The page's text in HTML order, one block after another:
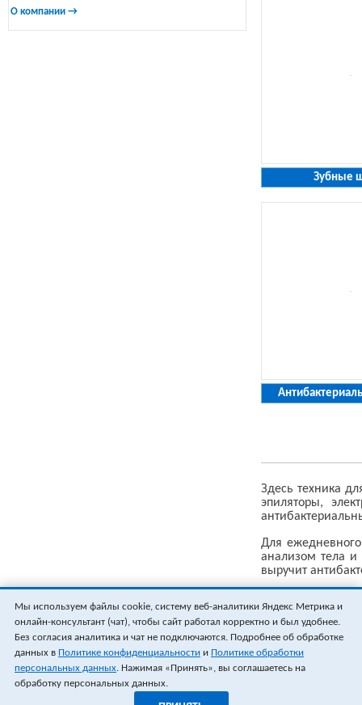
О компании →
Зубные
Здесь техника
эпиляторы,
Для
анализом тела и
выручит
Доставка по
Мы используем файлы cookie, систему веб-аналитики Яндекс Метрика и
онлайн-консультант (чат), чтобы сайт работал корректно и был удобнее.
Без согласия аналитика и чат не подключаются. Подробнее об обработке
данных в Политике конфиденциальности и Политике обработки
персональных данных. Нажимая «Принять», вы соглашаетесь на
обработку персональных данных.